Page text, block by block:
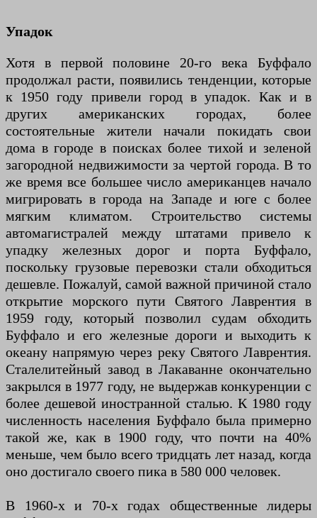
Упадок
Хотя в первой половине 20-го века Буффало
продолжал расти, появились тенденции, которые
к 1950 году привели город в упадок. Как и в
других американских городах, более
состоятельные жители начали покидать свои
дома в городе в поисках более тихой и зеленой
загородной недвижимости за чертой города. В то
же время все большее число американцев начало
мигрировать в города на Западе и юге с более
мягким климатом. Строительство системы
автомагистралей между штатами привело к
упадку железных дорог и порта Буффало,
поскольку грузовые перевозки стали обходиться
дешевле. Пожалуй, самой важной причиной стало
открытие морского пути Святого Лаврентия в
1959 году, который позволил судам обходить
Буффало и его железные дороги и выходить к
океану напрямую через реку Святого Лаврентия.
Сталелитейный завод в Лакаванне окончательно
закрылся в 1977 году, не выдержав конкуренции с
более дешевой иностранной сталью. К 1980 году
численность населения Буффало была примерно
такой же, как в 1900 году, что почти на 40%
меньше, чем было всего тридцать лет назад, когда
оно достигало своего пика в 580 000 человек.
В 1960-х и 70-х годах общественные лидеры